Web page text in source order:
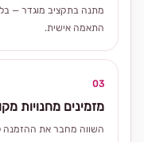
מתנה בתקציב מוגדר —
התאמה אישית.
03
מזמינים מחנויות
השווה מחבר את ההזמנה